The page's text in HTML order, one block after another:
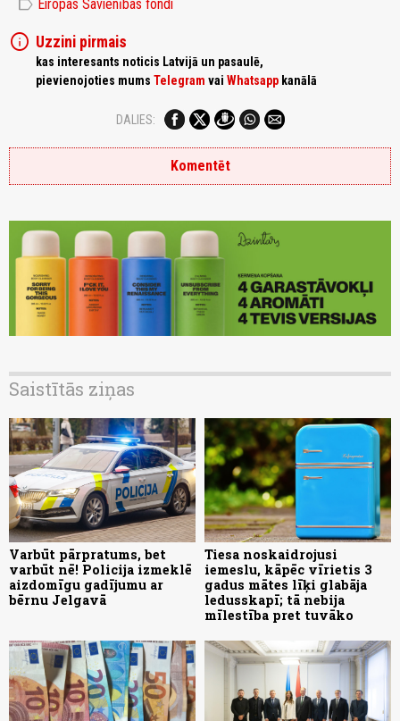
label Eiropas Savienības fondi
info Uzzini pirmais
kas interesants noticis Latvijā un pasaulē,
pievienojoties mums Telegram vai Whatsapp kanālā
DALIES:
Komentēt
Saistītās ziņas
Varbūt pārpratums, bet
varbūt nē! Policija izmeklē
aizdomīgu gadījumu ar
bērnu Jelgavā
Tiesa noskaidrojusi
iemeslu, kāpēc vīrietis 3
gadus mātes līķi glabāja
ledusskapī; tā nebija
mīlestība pret tuvāko